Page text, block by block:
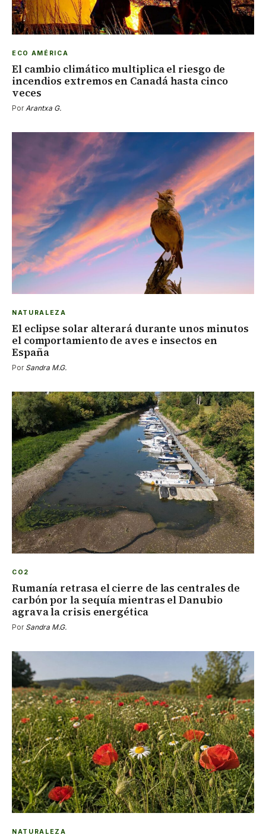
ECO AMÉRICA
El cambio climático multiplica el riesgo de
incendios extremos en Canadá hasta cinco
veces
PorArantxa G.
NATURALEZA
El eclipse solar alterará durante unos minutos
el comportamiento de aves e insectos en
España
Por Sandra M.G.
CO2
Rumanía retrasa el cierre de las centrales de
carbón por la sequía mientras el Danubio
agrava la crisis energética
Por Sandra M.G.
NATURALEZA